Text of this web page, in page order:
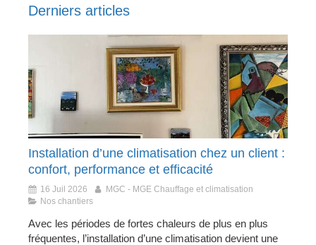
Derniers articles
Installation d’une climatisation chez un client :
confort, performance et efficacité
16 Juil 2026
MGC - MGE Chauffage et climatisation
Nos chantiers
Avec les périodes de fortes chaleurs de plus en plus
fréquentes, l’installation d’une climatisation devient une